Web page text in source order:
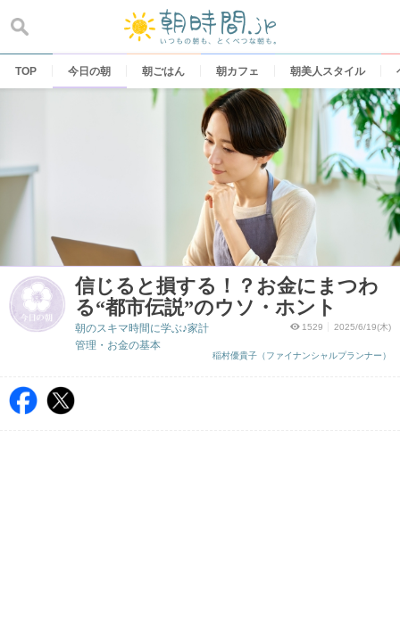
content
TOP 今日の朝 朝ごはん 朝カフェ 朝美人スタイル
信じると損する！？お金にまつわ
る“都市伝説”のウソ・ホント
1529 2025/6/19(木)
稲村優貴子（ファイナンシャルプランナー）
朝のスキマ時間に学ぶ♪家計
管理・お金の基本